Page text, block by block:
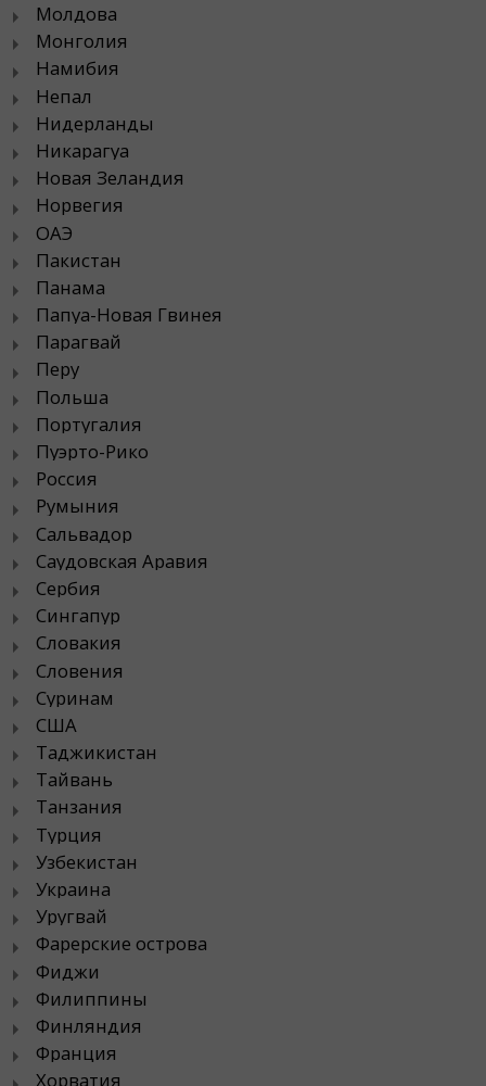
Молдова
Монголия
Намибия
Непал
Нидерланды
Никарагуа
Новая Зеландия
Норвегия
ОАЭ
Пакистан
Панама
Папуа-Новая Гвинея
Парагвай
Перу
Польша
Португалия
Пуэрто-Рико
Россия
Румыния
Сальвадор
Саудовская Аравия
Сербия
Сингапур
Словакия
Словения
Суринам
США
Таджикистан
Тайвань
Танзания
Турция
Узбекистан
Украина
Уругвай
Фарерские острова
Фиджи
Филиппины
Финляндия
Франция
Хорватия